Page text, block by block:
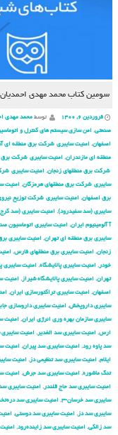
سومین کتاب محمد مهدی
فروردین ۶, ۱۴۰۰ توسط محمد مهدی
صنعتی, امن سازی سیستم های کنترل و
اصفهان, امنیت سایبری شركت برق منطقه ای
منطقه ای مازندران, امنیت سایبری شركت برق
شركت برق منطقهای زنجان, امنیت سایبری
سایبری شركت برق منطقهای هرمزگان, امنیت
برق اصفهان, امنیت سایبری شركت توزیع
سایبری (سد سفیدرود), امنیت سایبری (سد
آ آلومینیوم ایران, امنیت سایبری اتوماسیون
سایبری برق منطقه ای تهران, امنیت سایبری
زنجان, امنیت سایبری برق منطقهای فارس,
خودر , امنیت سایبری پالایشگاه, امنیت سایبری
تهران, امنیت سایبری پالایشگاه شیراز , امنیت
اصفهان, امنیت سایبری تراکتورسازی ایران,
سایبری داروپخش, امنیت سایبری داروسازی
سایبری سازمان بهره وری انرژی ایران, امنیت
ارس, امنیت سایبری سد الغدیر , امنیت سایبری
سد پاوه رود, امنیت سایبری سد پیران, امنیت
ایلام, امنیت سایبری سد تنظیمی دز , امنیت
تنگ ماشوره, امنیت سایبری سد جرش, امنیت
امنیت سایبری سد حاج قلندر , امنیت سایبری
سایبری سد خرسان-۳ , امنیت سایبری سد
سایبری سد دز , امنیت سایبری سد دوستی,
سد زالکی, امنیت سایبری سد زاینده‌رود,